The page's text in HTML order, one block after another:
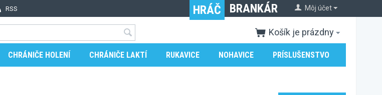
RSS Môj účet
HRÁČ BRANKÁR
Košík je prázdny
CHRÁNIČE HOLENÍ CHRÁNIČE LAKTÍ RUKAVICE NOHAVICE PRÍSLUŠENSTVO